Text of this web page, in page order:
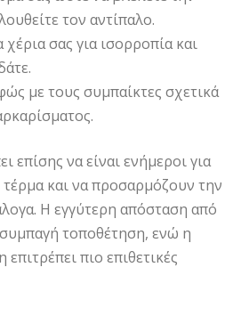
τον αντίπαλο.
σας για ισορροπία και
με τους συμπαίκτες σχετικά
επίσης να είναι ενήμεροι για
και να προσαρμόζουν την
Η εγγύτερη απόσταση από
συμπαγή τοποθέτηση, ενώ η
πιο επιθετικές